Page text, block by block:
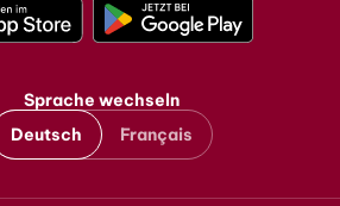
Sprache wechseln
Deutsch
Français